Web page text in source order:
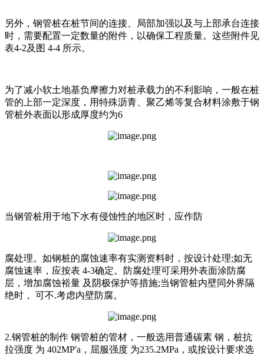
另外，钢管桩在桩节间的连接、局部加强以及与上部承台连接
时，需要配置一定数量的附件，以确保工程质量。这些附件见
表4-2及图 4-4 所示。
为了减小软土地基负摩擦力对桩承载力的不利影响，一般在桩
管的上部一定深度，用特殊沥青、聚乙烯等复合材料涂敷于钢
管桩外表面以形成厚度约为6
当钢管桩用于地下水有侵蚀性的地区时，应作防
腐处理。如钢桩的腐蚀速率有实测资料时，按设计处理;如无
腐蚀速率，应按表 4-3确定。防腐处理可采用外表面涂防腐
层，增加腐蚀裕量 及阴极保护等措施;当钢管桩内壁同外界隔
绝时， 可不.考虑内壁防腐。
2.钢管桩的制作 钢管桩的管材，一般选用普通碳素 钢，桩抗
拉强度 为 402MP'a，屈服强度 为235.2MPa，或按设计要求选